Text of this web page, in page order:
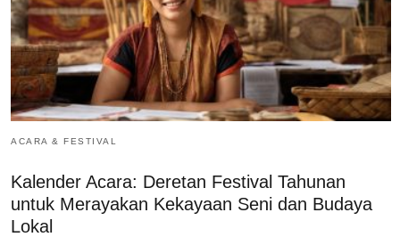
ACARA & FESTIVAL
Kalender Acara: Deretan Festival Tahunan
untuk Merayakan Kekayaan Seni dan Budaya
Lokal